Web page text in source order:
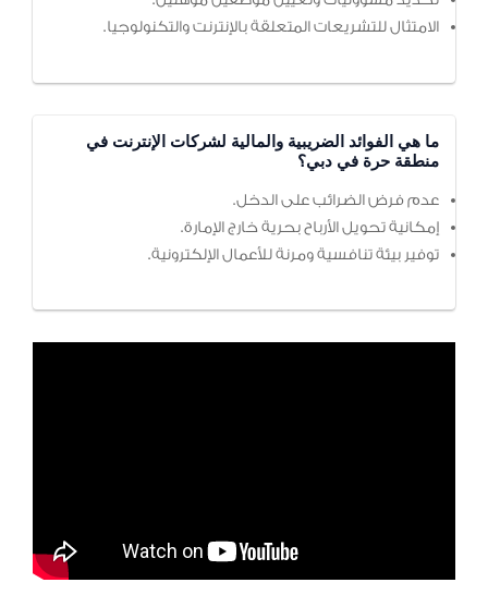
الامتثال للتشريعات المتعلقة بالإنترنت والتكنولوجيا.
ما هي الفوائد الضريبية والمالية لشركات الإنترنت في
منطقة حرة في دبي؟
عدم فرض الضرائب على الدخل.
إمكانية تحويل الأرباح بحرية خارج الإمارة.
توفير بيئة تنافسية ومرنة للأعمال الإلكترونية.